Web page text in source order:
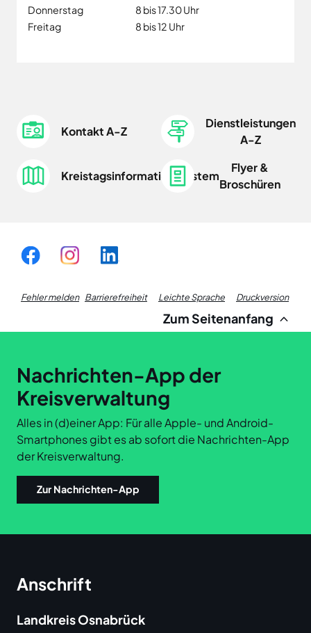
Donnerstag
8 bis 17.30 Uhr
Freitag
8 bis 12 Uhr
Kontakt A-Z
Dienstleistungen
A-Z
Kreistagsinformationssystem
Flyer &
Broschüren
Fehler melden Fußzeile
Links
Barrierefreiheit Leichte Sprache Druckversion
Zum Seitenanfang
Nachrichten-App der
Kreisverwaltung
Alles in (d)einer App: Für alle Apple- und Android-
Smartphones gibt es ab sofort die Nachrichten-App
der Kreisverwaltung.
Zur Nachrichten-App
Anschrift
Landkreis Osnabrück